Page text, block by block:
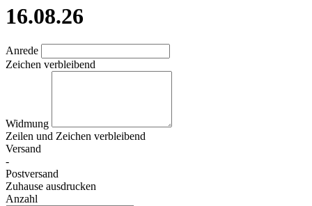
16.08.26
Anrede
Zeichen verbleibend
Widmung
Zeilen und Zeichen verbleibend
Versand
-
Postversand
Zuhause ausdrucken
Anzahl